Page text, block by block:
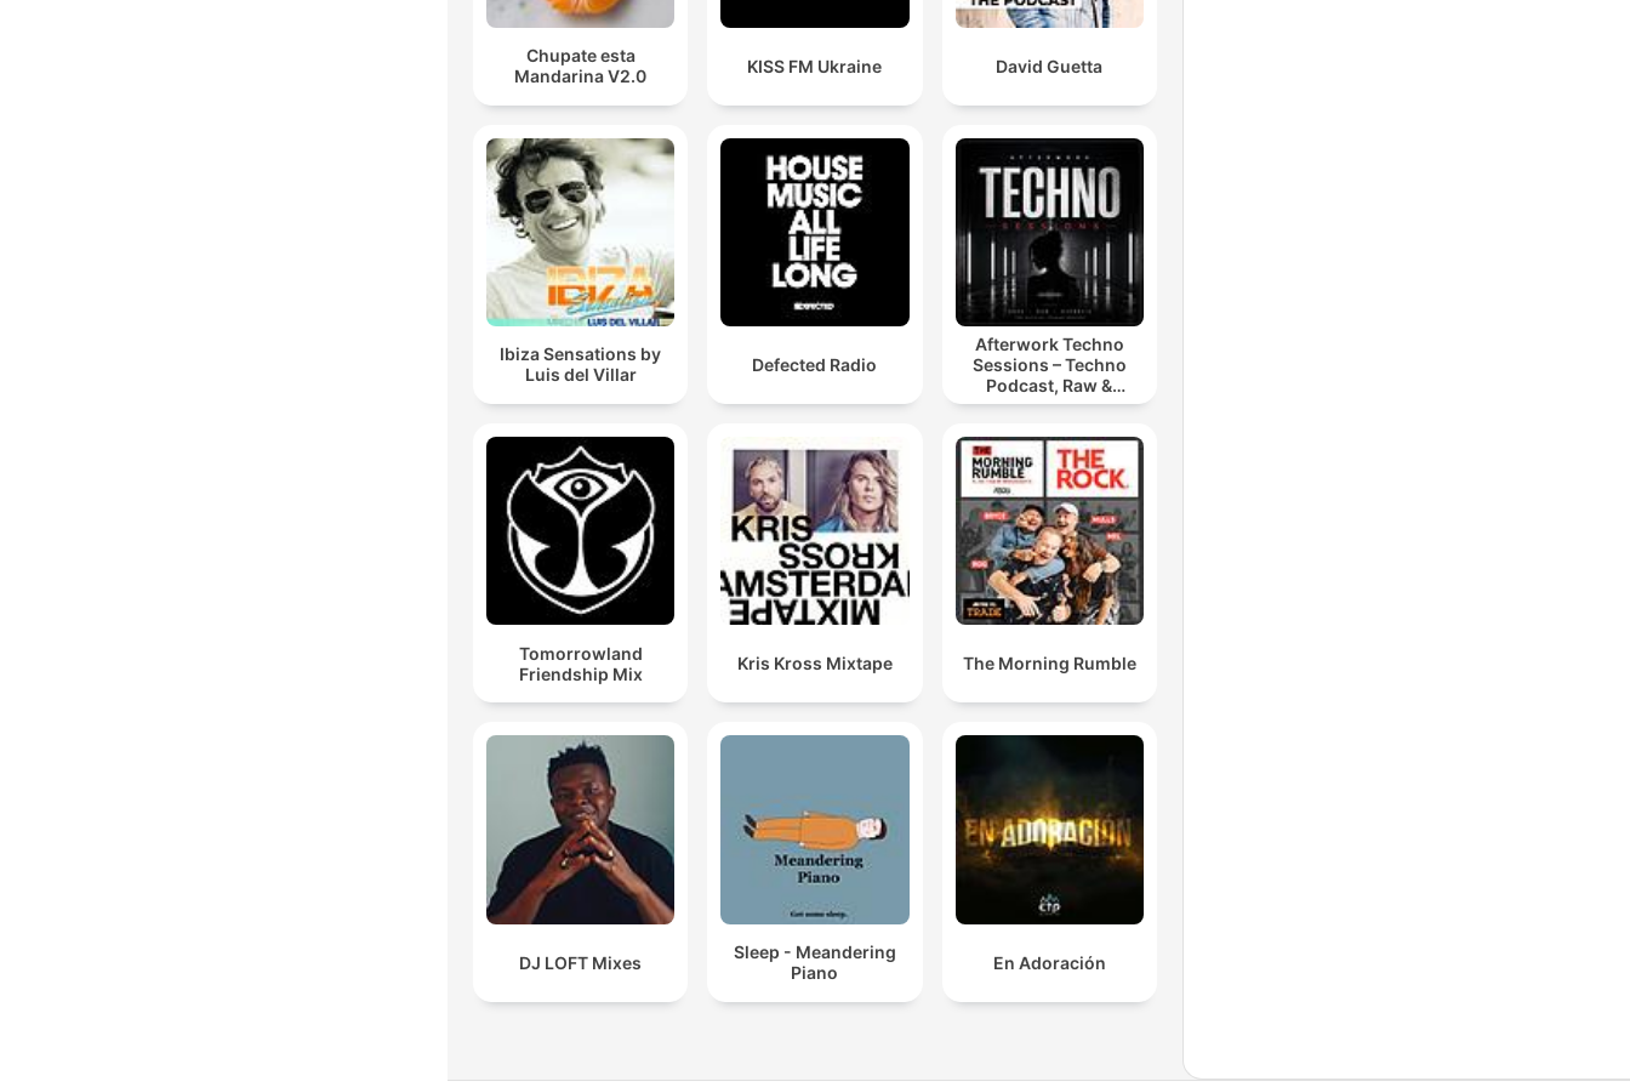
Chupate esta
Mandarina V2.0
KISS FM Ukraine David Guetta
Ibiza Sensations by
Luis del Villar
Defected Radio
Afterwork Techno
Sessions – Techno
Podcast, Raw &
Hypnotic Techno
Tomorrowland
Friendship Mix
Kris Kross Mixtape The Morning Rumble
DJ LOFT Mixes
Sleep - Meandering
Piano
En Adoración